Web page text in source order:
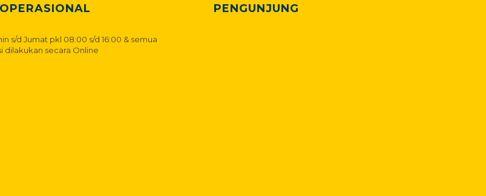
s/d Jumat pkl 08:00 s/d 16:00 & semua
dilakukan secara Online
PENGUNJUNG